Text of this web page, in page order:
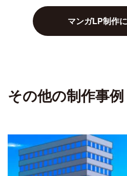
マンガLP制作
その他の制作事例